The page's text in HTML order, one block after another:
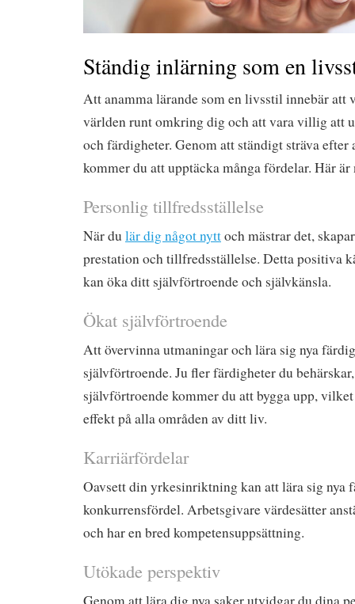
Ständig inlärning som en
Att anamma lärande som en livsstil innebär att
världen runt omkring dig och att vara villig att
och färdigheter. Genom att ständigt sträva
kommer du att upptäcka många fördelar. Här är
Personlig tillfredsställelse
När du lär dig något nyttoch mästrar det,
prestation och tillfredsställelse. Detta positiva
kan öka ditt självförtroende och självkänsla.
Ökat självförtroende
Att övervinna utmaningar och lära sig nya
självförtroende. Ju fler färdigheter du
självförtroende kommer du att bygga upp,
effekt på alla områden av ditt liv.
Karriärfördelar
Oavsett din yrkesinriktning kan att lära sig nya
konkurrensfördel. Arbetsgivare värdesätter
och har en bred kompetensuppsättning.
Utökade perspektiv